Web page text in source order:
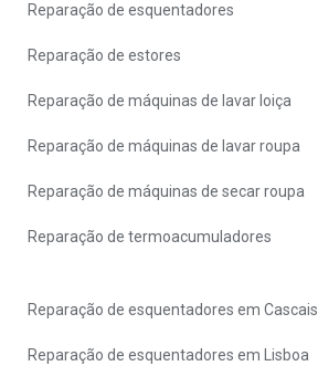
Reparação de esquentadores
Reparação de estores
Reparação de máquinas de lavar loiça
Reparação de máquinas de lavar roupa
Reparação de máquinas de secar roupa
Reparação de termoacumuladores
Reparação de esquentadores em Cascais
Reparação de esquentadores em Lisboa